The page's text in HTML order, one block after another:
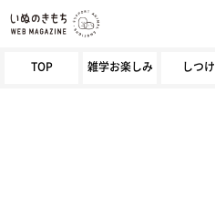
TOP 雑学お楽しみ しつけ